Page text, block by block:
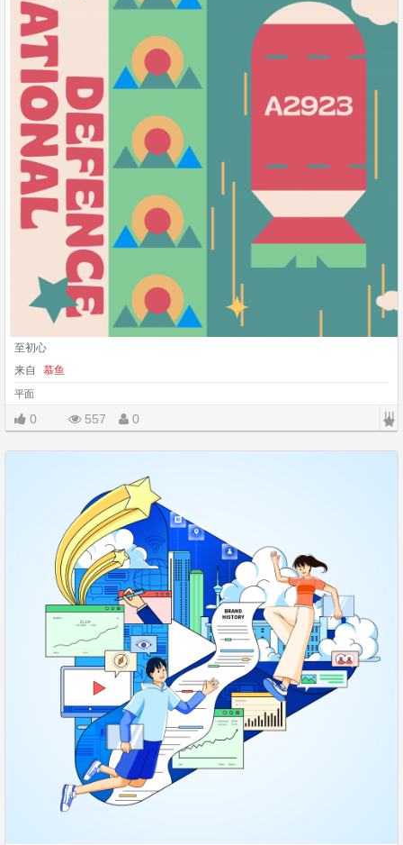
至初心
来自
慕鱼
平面
0 557 0 |||